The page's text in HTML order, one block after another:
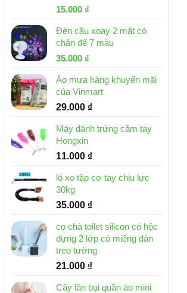
Giá
là:
32.000 ₫.
15.000 ₫
tại
là:
Đèn cầu xoay 2 mặt có
chân đế 7 màu
Giá
là:
46.000 ₫.
35.000 ₫
tại
là:
35.000 ₫.
Áo mưa hàng khuyến mãi
của Vinmart
29.000 ₫
Máy đánh trứng cầm tay
Hongxin
11.000 ₫
lò xo tập cơ tay chịu lực
30kg
35.000 ₫
cọ chà toilet silicon có hộc
đựng 2 lớp có miếng dán
treo tường
21.000 ₫
Cây lăn bụi quần áo mini